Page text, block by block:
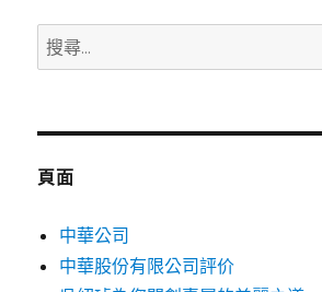
搜
尋
鍵
頁面
中華公司
中華股份有限公司評价